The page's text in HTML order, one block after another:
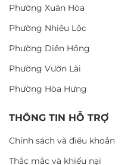
Phường Xuân Hòa
Phường Nhiêu Lộc
Phường Diên Hồng
Phường Vườn Lài
Phường Hòa Hưng
THÔNG TIN HỖ TRỢ
Chính sách và điều khoản
Thắc mắc và khiếu nại